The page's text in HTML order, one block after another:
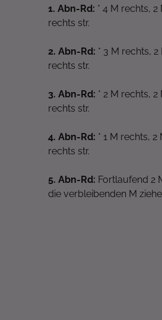
1. Abn-Rd: * 4 M rechts,
rechts str.
2. Abn-Rd: * 3 M rechts,
rechts str.
3. Abn-Rd: * 2 M rechts,
rechts str.
4. Abn-Rd: * 1 M rechts,
rechts str.
5. Abn-Rd: Fortlaufend 2
die verbleibenden M